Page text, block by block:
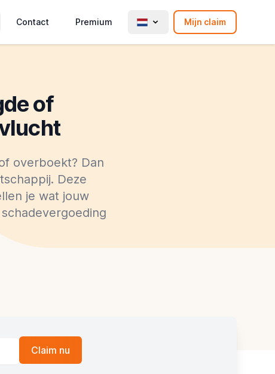
Contact Premium Mijn claim
of
overboekt? Dan
Deze
je wat jouw